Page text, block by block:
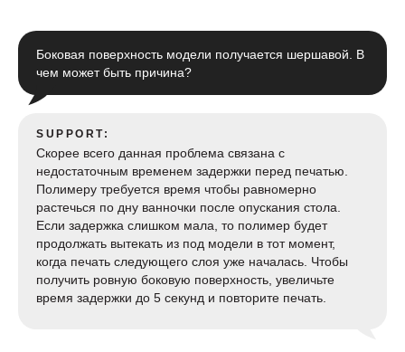
Боковая поверхность модели получается шершавой. В
чем может быть причина?
SUPPORT:
Скорее всего данная проблема связана с
недостаточным временем задержки перед печатью.
Полимеру требуется время чтобы равномерно
растечься по дну ванночки после опускания стола.
Если задержка слишком мала, то полимер будет
продолжать вытекать из под модели в тот момент,
когда печать следующего слоя уже началась. Чтобы
получить ровную боковую поверхность, увеличьте
время задержки до 5 секунд и повторите печать.